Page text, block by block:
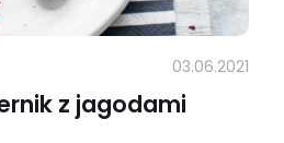
03.06.2021
z jagodami